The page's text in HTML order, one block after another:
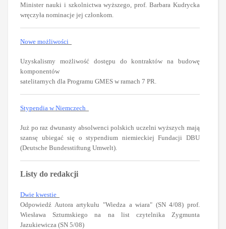
Minister nauki i szkolnictwa wyższego, prof. Barbara Kudrycka
wręczyła nominacje jej członkom.
Nowe możliwości
Uzyskalismy możliwość dostępu do kontraktów na budowę
komponentów
satelitarnych dla Programu GMES w ramach 7 PR.
Stypendia w Niemczech
Już po raz dwunasty absolwenci polskich uczelni wyższych mają
szansę ubiegać się o stypendium niemieckiej Fundacji DBU
(Deutsche Bundesstiftung Umwelt).
Listy do redakcji
Dwie kwestie
Odpowiedź Autora artykułu "Wiedza a wiara" (SN 4/08) prof.
Wiesława Sztumskiego na na list czytelnika Zygmunta
Jazukiewicza (SN 5/08)